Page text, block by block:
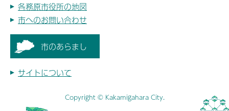
各務原市役所の地図
市へのお問い合わせ
市のあらまし
サイトについて
Copyright © Kakamigahara City.